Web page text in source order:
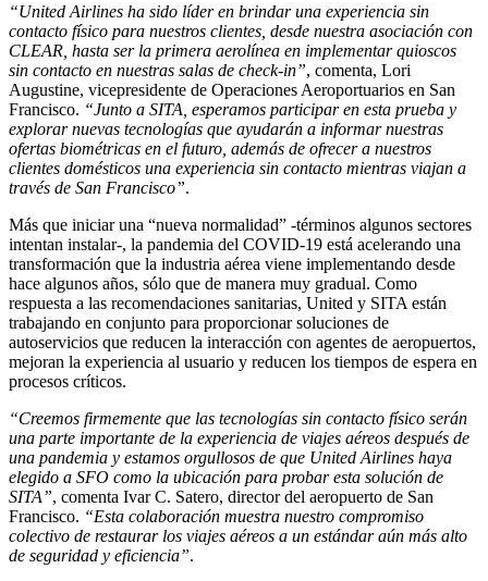
“United Airlines ha sido líder en brindar una experiencia sin
contacto físico para nuestros clientes, desde nuestra asociación con
CLEAR, hasta ser la primera aerolínea en implementar quioscos
sin contacto en nuestras salas de check-in”, comenta, Lori
Augustine, vicepresidente de Operaciones Aeroportuarios en San
Francisco. “Junto a SITA, esperamos participar en esta prueba y
explorar nuevas tecnologías que ayudarán a informar nuestras
ofertas biométricas en el futuro, además de ofrecer a nuestros
clientes domésticos una experiencia sin contacto mientras viajan a
través de San Francisco”.
Más que iniciar una “nueva normalidad” -términos algunos sectores
intentan instalar-, la pandemia del COVID-19 está acelerando una
transformación que la industria aérea viene implementando desde
hace algunos años, sólo que de manera muy gradual. Como
respuesta a las recomendaciones sanitarias, United y SITA están
trabajando en conjunto para proporcionar soluciones de
autoservicios que reducen la interacción con agentes de aeropuertos,
mejoran la experiencia al usuario y reducen los tiempos de espera en
procesos críticos.
“Creemos firmemente que las tecnologías sin contacto físico serán
una parte importante de la experiencia de viajes aéreos después de
una pandemia y estamos orgullosos de que United Airlines haya
elegido a SFO como la ubicación para probar esta solución de
SITA”, comenta Ivar C. Satero, director del aeropuerto de San
Francisco. “Esta colaboración muestra nuestro compromiso
colectivo de restaurar los viajes aéreos a un estándar aún más alto
de seguridad y eficiencia”.